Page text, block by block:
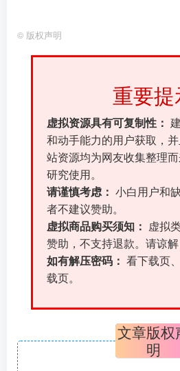
© 版权声明
重要提
虚拟资源具有可复制性：
和动手能力的用户获取，
站资源均为网友收集整理
研究使用。
请谨慎考虑： 小白用户和
者不建议赞助。
虚拟商品购买须知：
虚拟
赞助，不支持退款。请谅解
如有解压密码： 看下载页
载页。
文章版权
明